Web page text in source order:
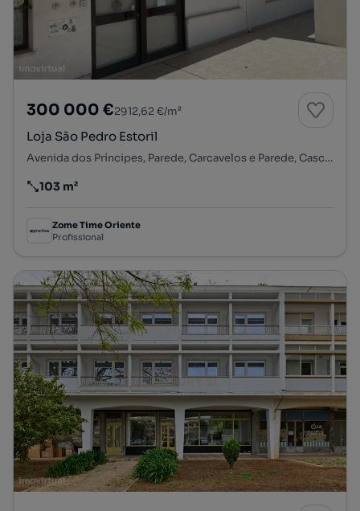
300 000 €2912,62 €/m²
Loja São Pedro Estoril
Avenida dos Príncipes, Parede, Carcavelos e Parede, Cascais, Lisboa
Preço por metro quadrado
103 m²
Zome Time Oriente
Profissional